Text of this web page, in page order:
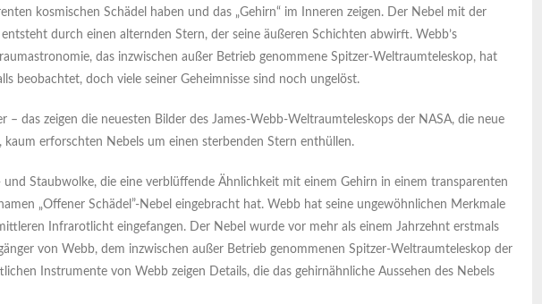
kosmischen Schädel haben und das „Gehirn“ im Inneren zeigen. Der Nebel mit der
entsteht durch einen alternden Stern, der seine äußeren Schichten abwirft. Webb’s
das inzwischen außer Betrieb genommene Spitzer-Weltraumteleskop, hat
beobachtet, doch viele seiner Geheimnisse sind noch ungelöst.
– das zeigen die neuesten Bilder des James-Webb-Weltraumteleskops der NASA, die neue
kaum erforschten Nebels um einen sterbenden Stern enthüllen.
und Staubwolke, die eine verblüffende Ähnlichkeit mit einem Gehirn in einem transparenten
„Offener Schädel”-Nebel eingebracht hat. Webb hat seine ungewöhnlichen Merkmale
Infrarotlicht eingefangen. Der Nebel wurde vor mehr als einem Jahrzehnt erstmals
von Webb, dem inzwischen außer Betrieb genommenen Spitzer-Weltraumteleskop der
Instrumente von Webb zeigen Details, die das gehirnähnliche Aussehen des Nebels